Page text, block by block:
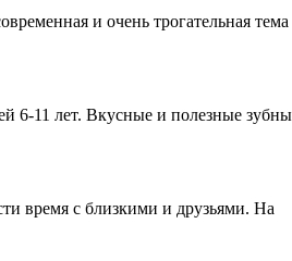
и очень трогательная тема
6-11 лет. Вкусные и полезные
время с близкими и друзьями. На